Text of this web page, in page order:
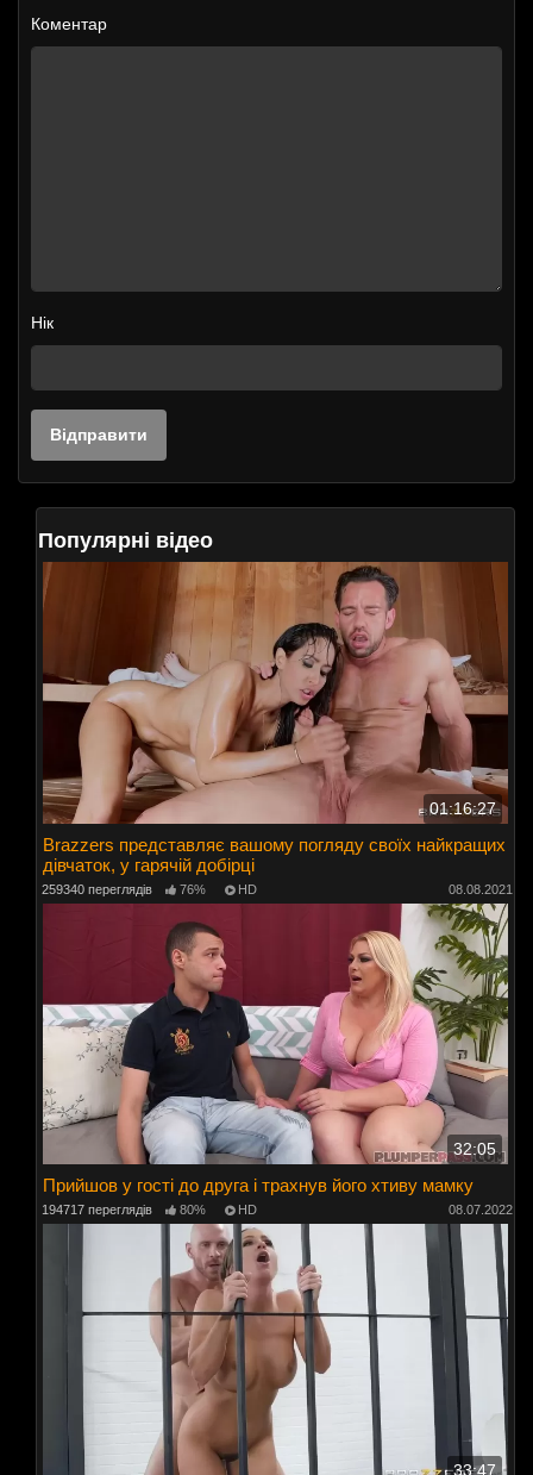
Коментар
Нік
Популярні відео
01:16:27
Brazzers представляє вашому погляду своїх найкращих
дівчаток, у гарячій добірці
259340 переглядів 76% HD 08.08.2021
32:05
Прийшов у гості до друга і трахнув його хтиву мамку
194717 переглядів 80% HD 08.07.2022
33:47